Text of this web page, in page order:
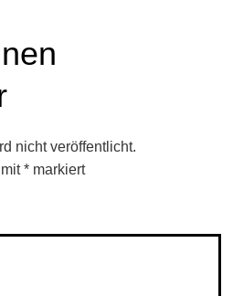
nicht veröffentlicht.
* markiert